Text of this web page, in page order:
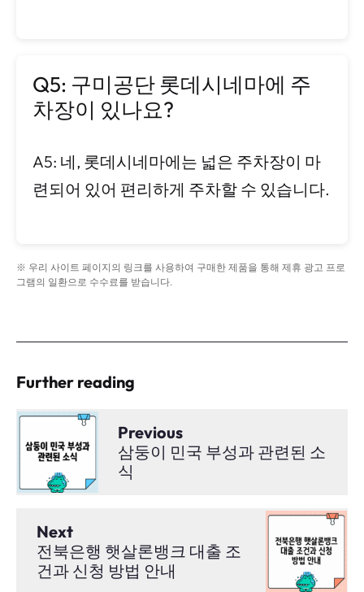
Q5: 구미공단 롯데시네마에 주
차장이 있나요?
A5: 네, 롯데시네마에는 넓은 주차장이 마
련되어 있어 편리하게 주차할 수 있습니다.
※ 우리 사이트 페이지의 링크를 사용하여 구매한 제품을 통해 제휴 광고 프로
그램의 일환으로 수수료를 받습니다.
Further reading
Previous
삼둥이 민국 부성과 관련된 소
식
Next
전북은행 햇살론뱅크 대출 조
건과 신청 방법 안내